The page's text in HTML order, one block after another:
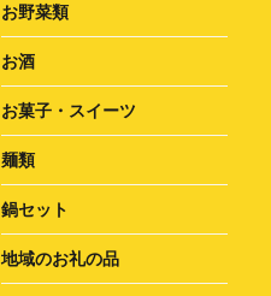
お野菜類
お酒
お菓子・スイーツ
麺類
鍋セット
地域のお礼の品